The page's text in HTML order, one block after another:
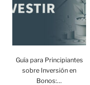
Guía para Principiantes
sobre Inversión en
Bonos:…